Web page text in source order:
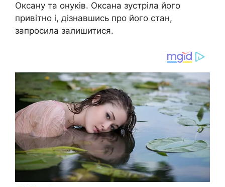
Оксану та онуків. Оксана зустріла його
привітно і, дізнавшись про його стан,
запросила залишитися.